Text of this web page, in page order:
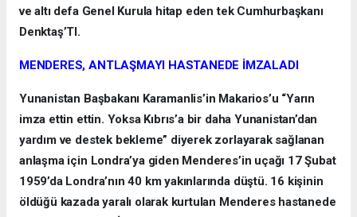
ve altı defa Genel Kurula hitap eden tek Cumhurbaşkanı
Denktaş’TI.
MENDERES, ANTLAŞMAYI HASTANEDE İMZALADI
Yunanistan Başbakanı Karamanlis’in Makarios’u “Yarın
imza ettin ettin. Yoksa Kıbrıs’a bir daha Yunanistan’dan
yardım ve destek bekleme” diyerek zorlayarak sağlanan
anlaşma için Londra’ya giden Menderes’in uçağı 17 Şubat
1959’da Londra’nın 40 km yakınlarında düştü. 16 kişinin
öldüğü kazada yaralı olarak kurtulan Menderes hastanede